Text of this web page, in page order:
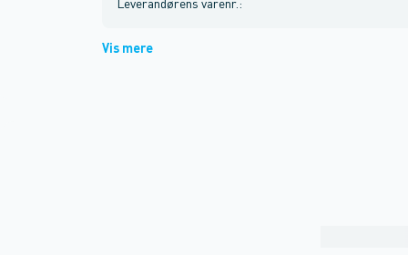
Leverandørens varenr. :
Vis mere